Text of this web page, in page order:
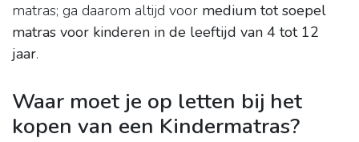
matras; ga daarom altijd voor medium tot soepel
matras voor kinderen in de leeftijd van 4 tot 12
jaar.
Waar moet je op letten bij het
kopen van een Kindermatras?